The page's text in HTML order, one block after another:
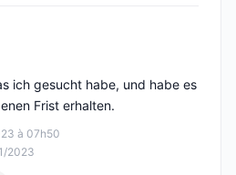
à 07h50
2023
ich gesucht habe, und habe es
Frist erhalten.